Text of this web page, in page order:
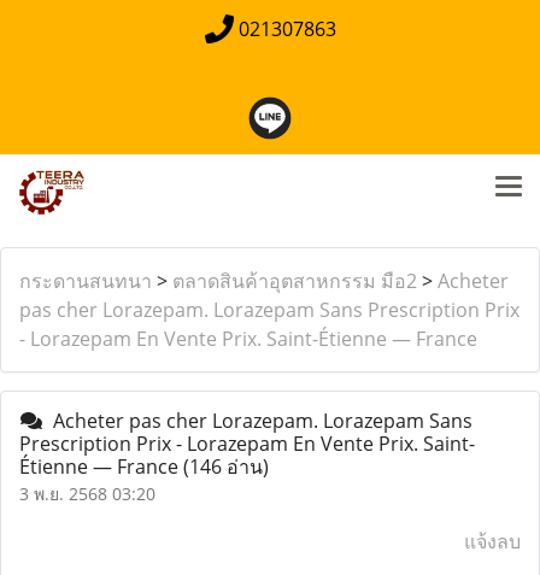
021307863
กระดานสนทนา > ตลาดสินค้าอุตสาหกรรม มือ2>Acheter
pas cher Lorazepam. Lorazepam Sans Prescription Prix
- Lorazepam En Vente Prix. Saint-Étienne — France
Acheter pas cher Lorazepam. Lorazepam Sans
Prescription Prix - Lorazepam En Vente Prix. Saint-
Étienne — France(146 อ่าน)
3 พ.ย. 2568 03:20
แจ้งลบ